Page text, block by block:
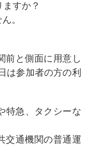
すか？
。
前と側面に用意し
は参加者の方の利
特急、タクシーな
交通機関の普通運